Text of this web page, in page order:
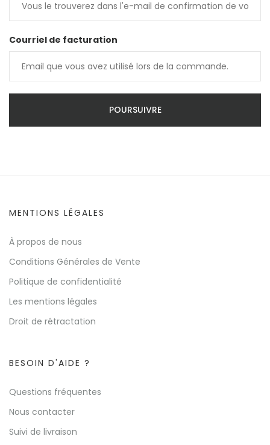
Courriel de facturation
POURSUIVRE
MENTIONS LÉGALES
À propos de nous
Conditions Générales de Vente
Politique de confidentialité
Les mentions légales
Droit de rétractation
BESOIN D'AIDE ?
Questions fréquentes
Nous contacter
Suivi de livraison